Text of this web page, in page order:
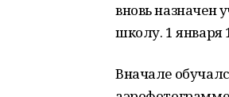
вновь назначен
школу. 1 января
Вначале